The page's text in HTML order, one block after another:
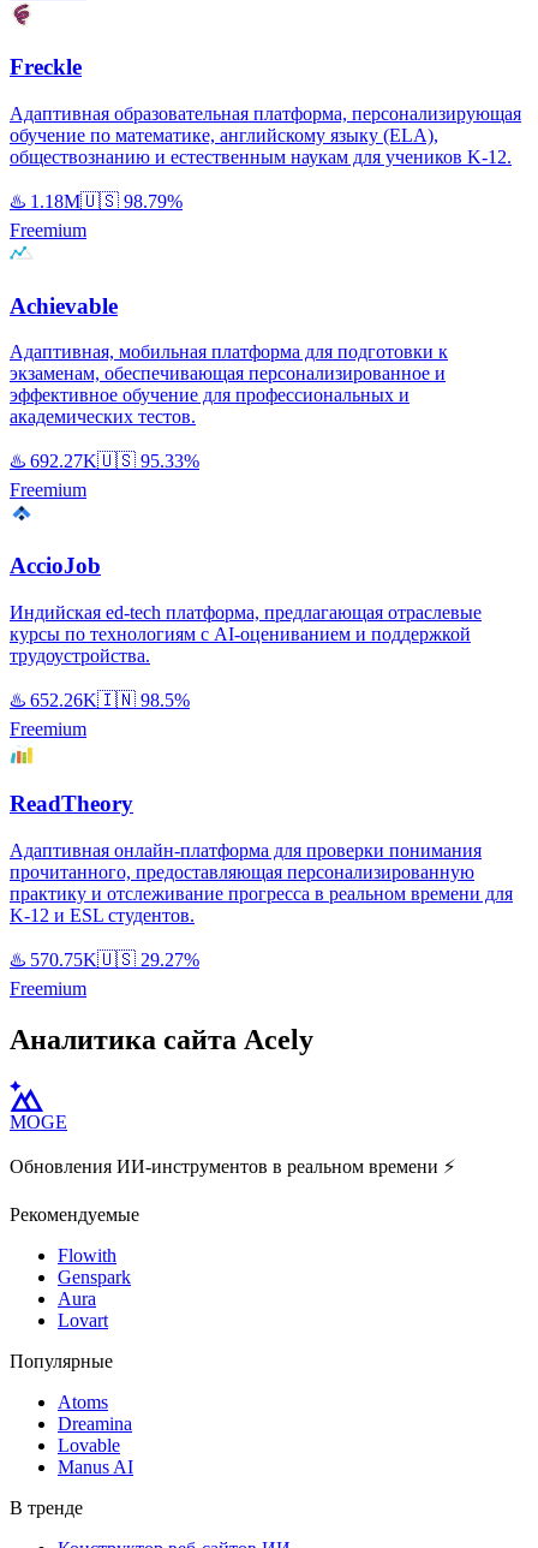
Freckle
Адаптивная образовательная платформа, персонализирующая
обучение по математике, английскому языку (ELA),
обществознанию и естественным наукам для учеников K-12.
♨️ 1.18M🇺🇸 98.79%
Freemium
Achievable
Адаптивная, мобильная платформа для подготовки к
экзаменам, обеспечивающая персонализированное и
эффективное обучение для профессиональных и
академических тестов.
♨️ 692.27K🇺🇸 95.33%
Freemium
AccioJob
Индийская ed-tech платформа, предлагающая отраслевые
курсы по технологиям с AI-оцениванием и поддержкой
трудоустройства.
♨️ 652.26K🇮🇳 98.5%
Freemium
ReadTheory
Адаптивная онлайн-платформа для проверки понимания
прочитанного, предоставляющая персонализированную
практику и отслеживание прогресса в реальном времени для
K-12 и ESL студентов.
♨️ 570.75K🇺🇸 29.27%
Freemium
Аналитика сайта Acely
MOGE
Обновления ИИ-инструментов в реальном времени ⚡️
Рекомендуемые
Flowith
Genspark
Aura
Lovart
Популярные
Atoms
Dreamina
Lovable
Manus AI
В тренде